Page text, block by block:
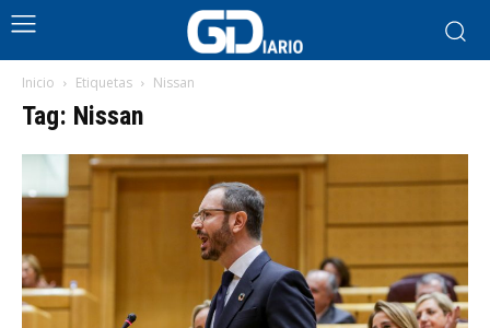
Inicio Etiquetas Nissan
Tag: Nissan